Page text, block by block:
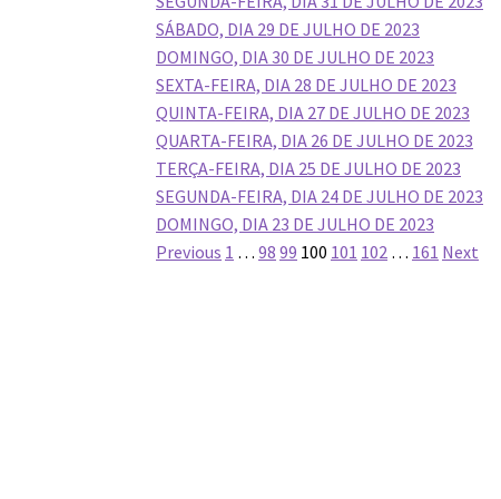
SÁBADO, DIA 29 DE JULHO DE 2023
DOMINGO, DIA 30 DE JULHO DE 2023
SEXTA-FEIRA, DIA 28 DE JULHO DE 2023
QUINTA-FEIRA, DIA 27 DE JULHO DE 2023
QUARTA-FEIRA, DIA 26 DE JULHO DE 2023
TERÇA-FEIRA, DIA 25 DE JULHO DE 2023
SEGUNDA-FEIRA, DIA 24 DE JULHO DE 2023
DOMINGO, DIA 23 DE JULHO DE 2023
Navegação
Previous 1 … 98 99 100 101 102 … 161 Next